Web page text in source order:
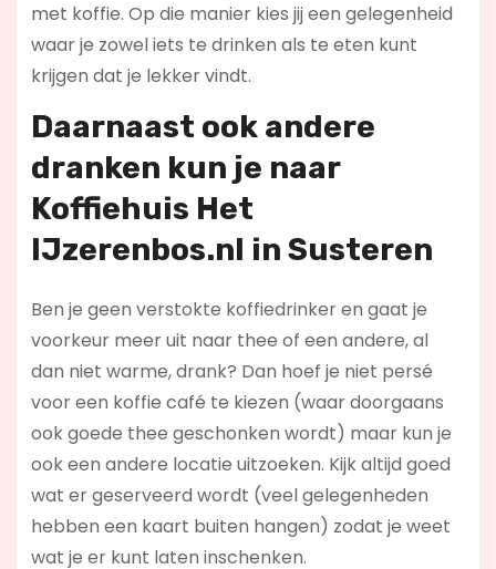
met koffie. Op die manier kies jij een gelegenheid
waar je zowel iets te drinken als te eten kunt
krijgen dat je lekker vindt.
Daarnaast ook andere
dranken kun je naar
Koffiehuis Het
IJzerenbos.nl in Susteren
Ben je geen verstokte koffiedrinker en gaat je
voorkeur meer uit naar thee of een andere, al
dan niet warme, drank? Dan hoef je niet persé
voor een koffie café te kiezen (waar doorgaans
ook goede thee geschonken wordt) maar kun je
ook een andere locatie uitzoeken. Kijk altijd goed
wat er geserveerd wordt (veel gelegenheden
hebben een kaart buiten hangen) zodat je weet
wat je er kunt laten inschenken.